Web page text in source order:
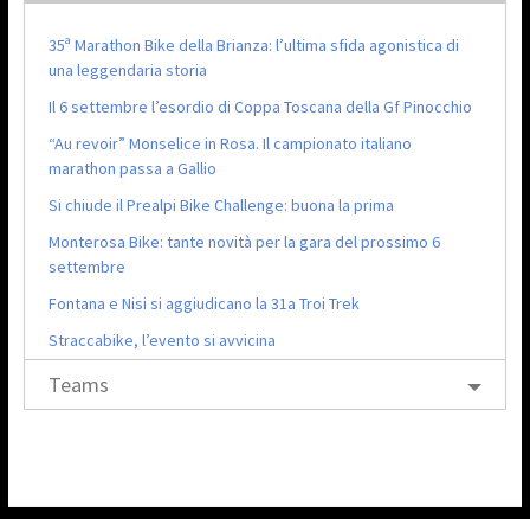
35ª Marathon Bike della Brianza: l’ultima sfida agonistica di
una leggendaria storia
Il 6 settembre l’esordio di Coppa Toscana della Gf Pinocchio
“Au revoir” Monselice in Rosa. Il campionato italiano
marathon passa a Gallio
Si chiude il Prealpi Bike Challenge: buona la prima
Monterosa Bike: tante novità per la gara del prossimo 6
settembre
Fontana e Nisi si aggiudicano la 31a Troi Trek
Straccabike, l’evento si avvicina
Teams